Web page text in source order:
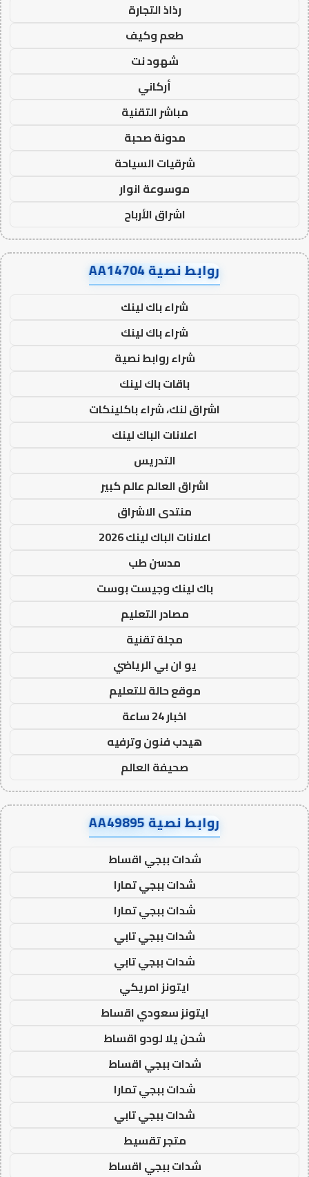
رذاذ التجارة
طعم وكيف
شهود نت
أركاني
مباشر التقنية
مدونة صحبة
شرقيات السياحة
موسوعة انوار
اشراق الأرباح
روابط نصية AA14704
شراء باك لينك
شراء باك لينك
شراء روابط نصية
باقات باك لينك
اشراق لنك، شراء باكلينكات
اعلانات الباك لينك
التدريس
اشراق العالم عالم كبير
منتدى الاشراق
اعلانات الباك لينك 2026
مدسن طب
باك لينك وجيست بوست
مصادر التعليم
مجلة تقنية
يو ان بي الرياضي
موقع حالة للتعليم
اخبار 24 ساعة
هيدب فنون وترفيه
صحيفة العالم
روابط نصية AA49895
شدات ببجي اقساط
شدات ببجي تمارا
شدات ببجي تمارا
شدات ببجي تابي
شدات ببجي تابي
ايتونز امريكي
ايتونز سعودي اقساط
شحن يلا لودو اقساط
شدات ببجي اقساط
شدات ببجي تمارا
شدات ببجي تابي
متجر تقسيط
شدات ببجي اقساط